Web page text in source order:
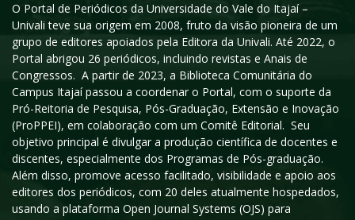
O Portal de Periódicos da Universidade do Vale do Itajaí –
Univali teve sua origem em 2008, fruto da visão pioneira de um
grupo de editores apoiados pela Editora da Univali. Até 2022, o
Portal abrigou 26 periódicos, incluindo revistas e Anais de
Congressos. A partir de 2023, a Biblioteca Comunitária do
Campus Itajaí passou a coordenar o Portal, com o suporte da
Pró-Reitoria de Pesquisa, Pós-Graduação, Extensão e Inovação
(ProPPEI), em colaboração com um Comitê Editorial. Seu
objetivo principal é divulgar a produção científica de docentes e
discentes, especialmente dos Programas de Pós-graduação.
Além disso, promove acesso facilitado, visibilidade e apoio aos
editores dos periódicos, com 20 deles atualmente hospedados,
usando a plataforma Open Journal Systems (OJS) para